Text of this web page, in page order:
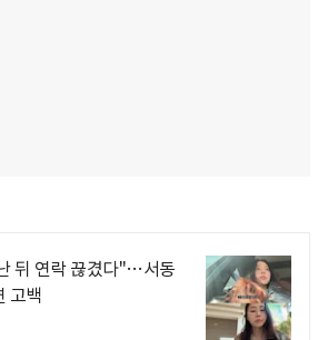
뒤 연락 끊겼다"…서동
고백